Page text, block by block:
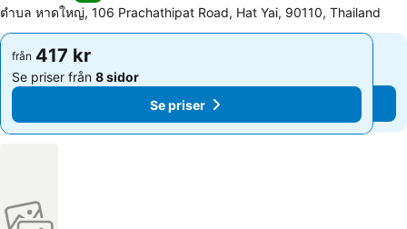
ตําบล หาดใหญ่, 106 Prachathipat Road, Hat Yai, 90110, Thailand
från 417 kr
Se priser från 8 sidor
Se priser
från 417 kr
Se priser från 8 sidor
Se priser